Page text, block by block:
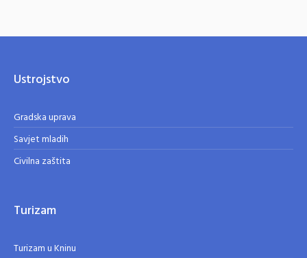
Ustrojstvo
Gradska uprava
Savjet mladih
Civilna zaštita
Turizam
Turizam u Kninu